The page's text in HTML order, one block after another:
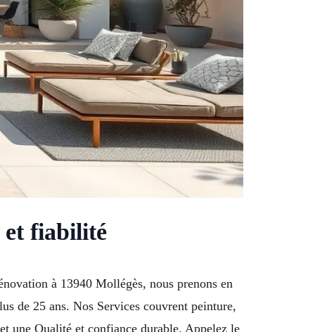
et fiabilité
à 13940 Mollégès, nous prenons en
de 25 ans. Nos Services couvrent peinture,
une Qualité et confiance durable. Appelez le